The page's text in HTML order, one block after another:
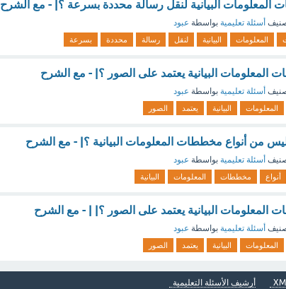
البيانية لنقل رسالة محددة بسرعة ؟| - مع الشرح
أسئلة تعليمية بواسطة عبود
المعلومات البيانية لنقل رسالة محددة بسرعة
المعلومات البيانية يعتمد على الصور ؟| - مع الشرح
أسئلة تعليمية بواسطة عبود
المعلومات البيانية يعتمد الصور
من أنواع مخططات المعلومات البيانية ؟| - مع الشرح
أسئلة تعليمية بواسطة عبود
أنواع مخططات المعلومات البيانية
المعلومات البيانية يعتمد على الصور ؟| | - مع الشرح
أسئلة تعليمية بواسطة عبود
المعلومات البيانية يعتمد الصور
أرشيف الأسئلة التعليمية